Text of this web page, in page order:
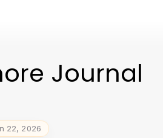
Journal
22, 2026